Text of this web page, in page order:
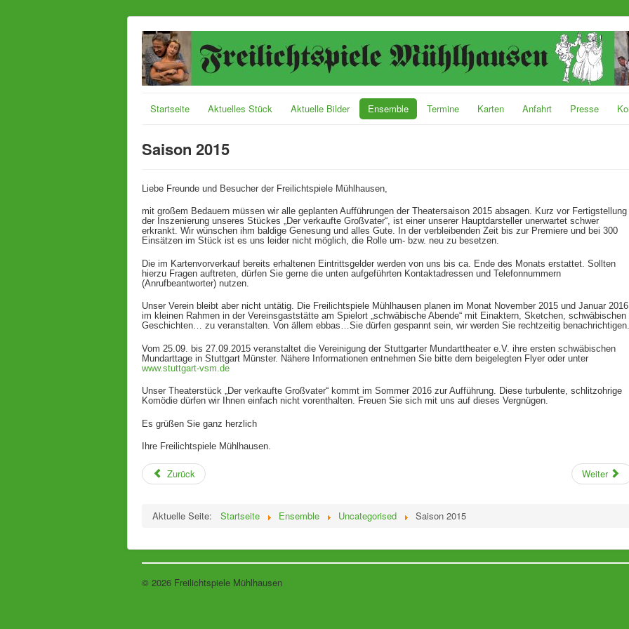
Startseite Aktuelles Stück Aktuelle Bilder Ensemble Termine Karten Anfahrt Presse
Saison 2015
Liebe Freunde und Besucher der Freilichtspiele Mühlhausen,
mit großem Bedauern müssen wir alle geplanten Aufführungen der Theatersaison 2015 absagen. Kurz vor Fertigstellung
der Inszenierung unseres Stückes „Der verkaufte Großvater“, ist einer unserer Hauptdarsteller unerwartet schwer
erkrankt. Wir wünschen ihm baldige Genesung und alles Gute. In der verbleibenden Zeit bis zur Premiere und bei 300
Einsätzen im Stück ist es uns leider nicht möglich, die Rolle um- bzw. neu zu besetzen.
Die im Kartenvorverkauf bereits erhaltenen Eintrittsgelder werden von uns bis ca. Ende des Monats erstattet. Sollten
hierzu Fragen auftreten, dürfen Sie gerne die unten aufgeführten Kontaktadressen und Telefonnummern
(Anrufbeantworter) nutzen.
Unser Verein bleibt aber nicht untätig. Die Freilichtspiele Mühlhausen planen im Monat November 2015 und Januar 2016
im kleinen Rahmen in der Vereinsgaststätte am Spielort „schwäbische Abende“ mit Einaktern, Sketchen, schwäbischen
Geschichten… zu veranstalten. Von ällem ebbas…Sie dürfen gespannt sein, wir werden Sie rechtzeitig benachrichtigen.
Vom 25.09. bis 27.09.2015 veranstaltet die Vereinigung der Stuttgarter Mundarttheater e.V. ihre ersten schwäbischen
Mundarttage in Stuttgart Münster. Nähere Informationen entnehmen Sie bitte dem beigelegten Flyer oder unter
www.stuttgart-vsm.de
Unser Theaterstück „Der verkaufte Großvater“ kommt im Sommer 2016 zur Aufführung. Diese turbulente, schlitzohrige
Komödie dürfen wir Ihnen einfach nicht vorenthalten. Freuen Sie sich mit uns auf dieses Vergnügen.
Es grüßen Sie ganz herzlich
Ihre Freilichtspiele Mühlhausen.
Zurück Weiter
Aktuelle Seite: Startseite Ensemble Uncategorised Saison 2015
© 2026 Freilichtspiele Mühlhausen